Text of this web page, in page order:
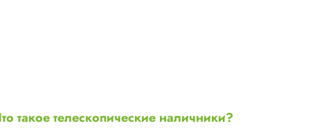
такое телескопические наличники?